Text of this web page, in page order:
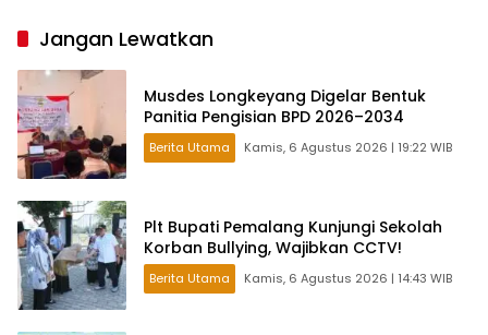
Jangan Lewatkan
Musdes Longkeyang Digelar Bentuk
Panitia Pengisian BPD 2026–2034
Berita Utama Kamis, 6 Agustus 2026 | 19:22 WIB
Plt Bupati Pemalang Kunjungi Sekolah
Korban Bullying, Wajibkan CCTV!
Berita Utama Kamis, 6 Agustus 2026 | 14:43 WIB